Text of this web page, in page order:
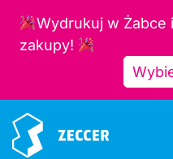
Wydrukuj w Żabce
zakupy!